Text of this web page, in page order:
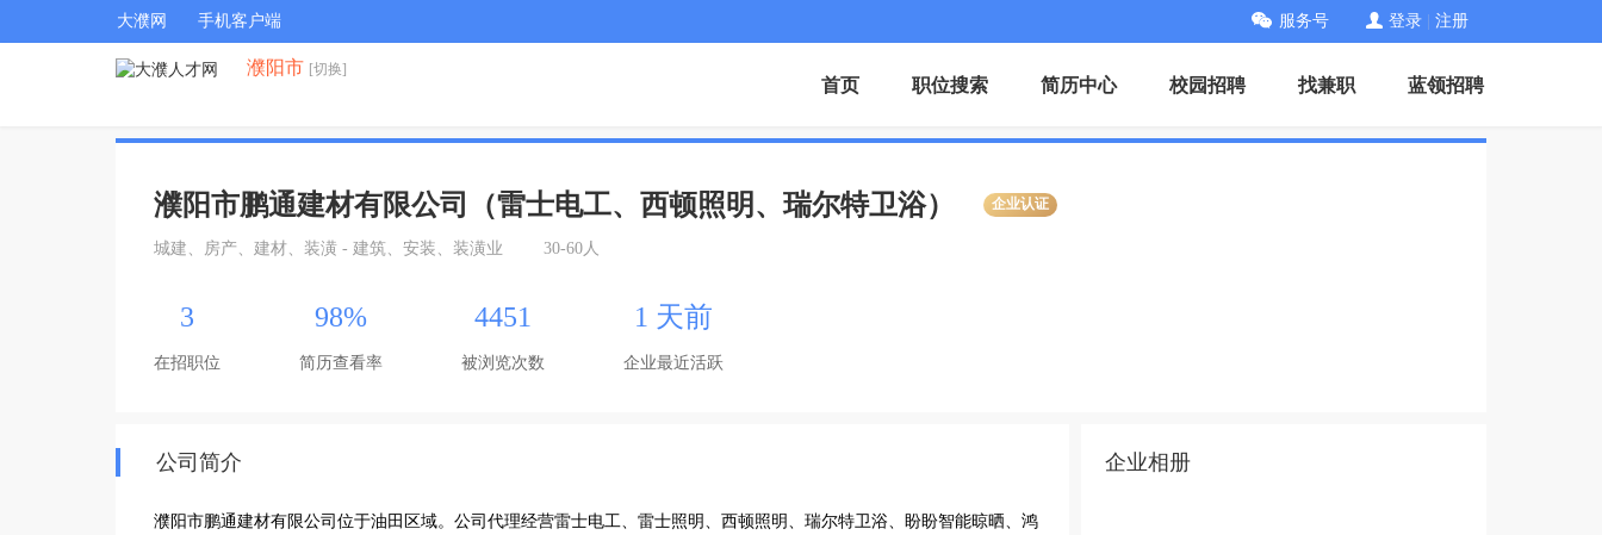
大濮网 手机客户端 服务号 登录 注册
濮阳市 [切换]
首页 职位搜索 简历中心 校园招聘 找兼职 蓝领招聘
濮阳市鹏通建材有限公司（雷士电工、西顿照明、瑞尔特卫浴） 企业认证
城建、房产、建材、装潢 - 建筑、安装、装潢业 30-60人
3
在招职位
98%
简历查看率
4451
被浏览次数
1 天前
企业最近活跃
公司简介
濮阳市鹏通建材有限公司位于油田区域。公司代理经营雷士电工、雷士照明、西顿照明、瑞尔特卫浴、盼盼智能晾晒、鸿
企业相册